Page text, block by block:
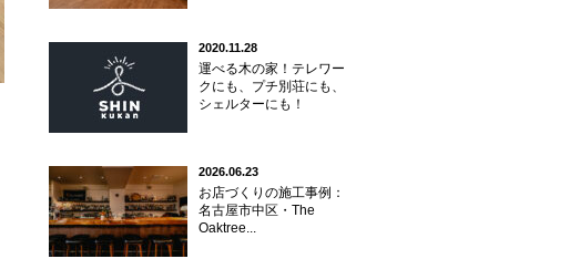
2020.11.28
運べる木の家！テレワー
クにも、プチ別荘にも、
シェルターにも！
2026.06.23
お店づくりの施工事例：
名古屋市中区・The
Oaktree...